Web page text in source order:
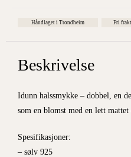
Håndlaget i Trondheim Fri
Beskrivelse
Idunn halssmykke – dobbel, en
som en blomst med en lett mattet
Spesifikasjoner:
– sølv 925